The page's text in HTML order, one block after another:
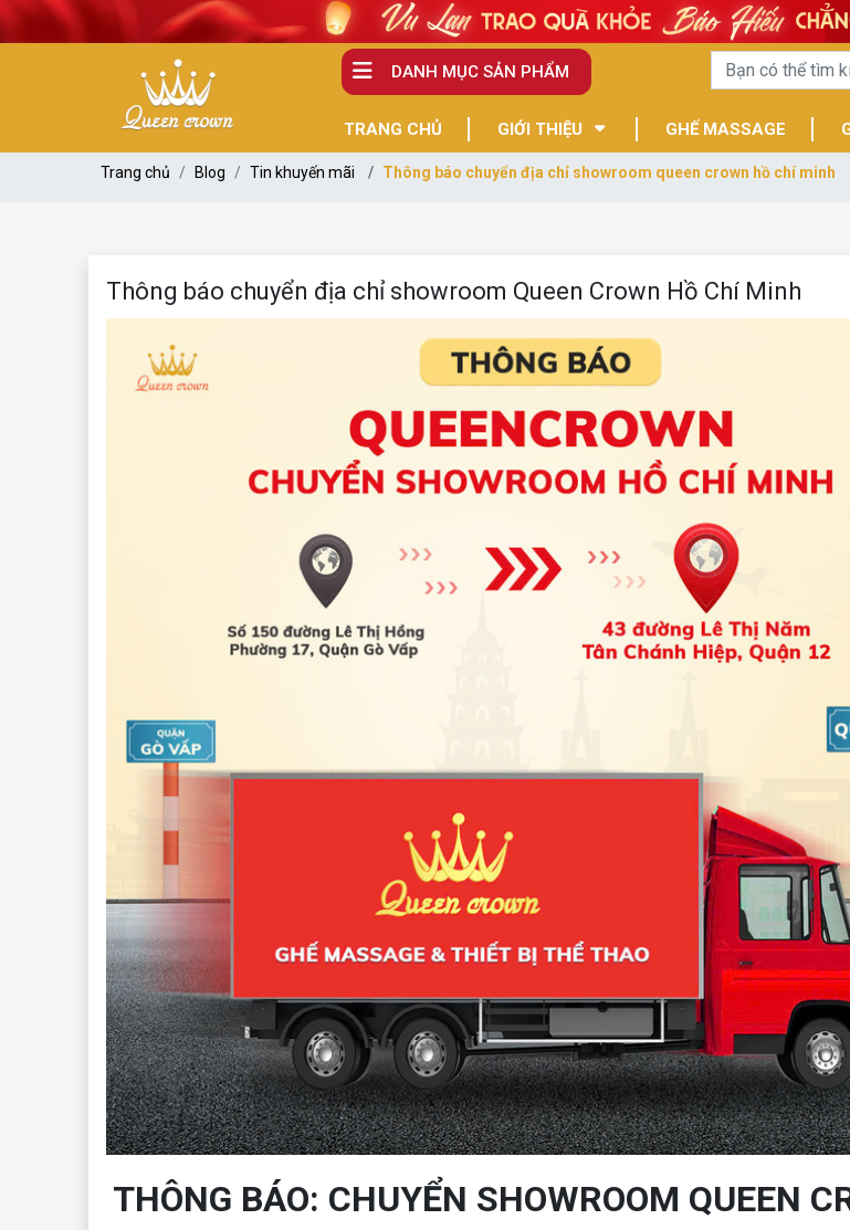
DANH MỤC SẢN PHẨM
TRANG CHỦ GIỚI THIỆU GHẾ MASSAGE
Trang chủ Blog Tin khuyến mãi Thông báo chuyển địa chỉ showroom queen crown hồ chí minh
Thông báo chuyển địa chỉ showroom Queen Crown Hồ Chí Minh
THÔNG BÁO: CHUYỂN SHOWROOM QUEEN